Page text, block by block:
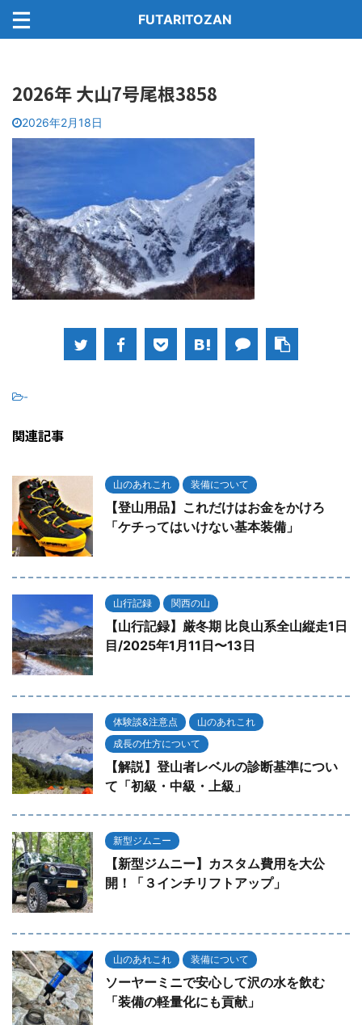
FUTARITOZAN
2026年 大山7号尾根3858
2026年2月18日
-
関連記事
山のあれこれ 装備について
【登山用品】これだけはお金をかけろ
「ケチってはいけない基本装備」
山行記録 関西の山
【山行記録】厳冬期 比良山系全山縦走1日
目/2025年1月11日〜13日
体験談&注意点
山のあれこれ
成長の仕方について
【解説】登山者レベルの診断基準につい
て「初級・中級・上級」
新型ジムニー
【新型ジムニー】カスタム費用を大公
開！「３インチリフトアップ」
山のあれこれ 装備について
ソーヤーミニで安心して沢の水を飲む
「装備の軽量化にも貢献」